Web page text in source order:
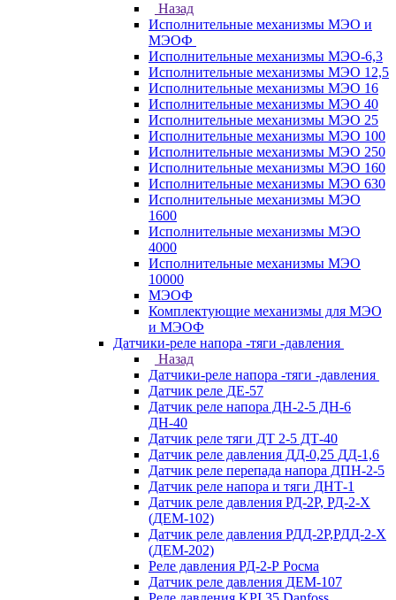
Назад
Исполнительные механизмы МЭО и
МЭОФ
Исполнительные механизмы МЭО-6,3
Исполнительные механизмы МЭО 12,5
Исполнительные механизмы МЭО 16
Исполнительные механизмы МЭО 40
Исполнительные механизмы МЭО 25
Исполнительные механизмы МЭО 100
Исполнительные механизмы МЭО 250
Исполнительные механизмы МЭО 160
Исполнительные механизмы МЭО 630
Исполнительные механизмы МЭО
1600
Исполнительные механизмы МЭО
4000
Исполнительные механизмы МЭО
10000
МЭОФ
Комплектующие механизмы для МЭО
и МЭОФ
Датчики-реле напора -тяги -давления
Назад
Датчики-реле напора -тяги -давления
Датчик реле ДЕ-57
Датчик реле напора ДН-2-5 ДН-6
ДН-40
Датчик реле тяги ДТ 2-5 ДТ-40
Датчик реле давления ДД-0,25 ДД-1,6
Датчик реле перепада напора ДПН-2-5
Датчик реле напора и тяги ДНТ-1
Датчик реле давления РД-2Р, РД-2-Х
(ДЕМ-102)
Датчик реле давления РДД-2Р,РДД-2-Х
(ДЕМ-202)
Реле давления РД-2-Р Росма
Датчик реле давления ДЕМ-107